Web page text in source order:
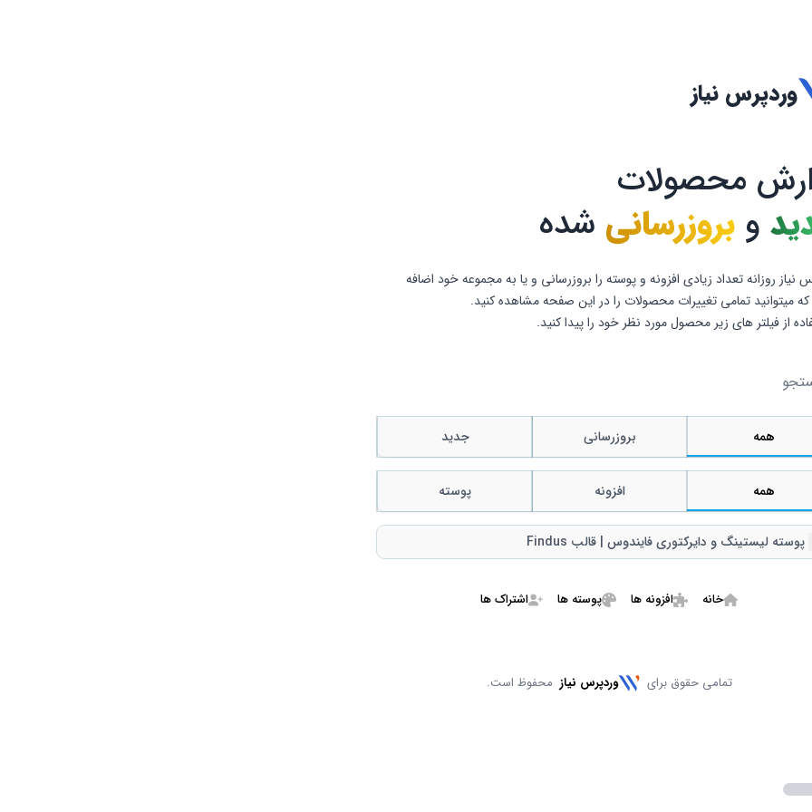
وردپرس نیاز
محصولات
و بروزرسانی شده
نیاز روزانه تعداد زیادی افزونه و پوسته را بروزرسانی و یا به مجموعه خود اضافه
که میتوانید تمامی تغییرات محصولات را در این صفحه مشاهده کنید.
از فیلتر های زیر محصول مورد نظر خود را پیدا کنید.
همه بروزرسانی جدید
همه افزونه پوسته
پوسته لیستینگ و دایرکتوری فایندوس | قالب Findus
خانه افزونه ها پوسته ها اشتراک ها
تمامی حقوق برای وردپرس نیاز محفوظ است.